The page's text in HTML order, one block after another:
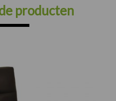
producten